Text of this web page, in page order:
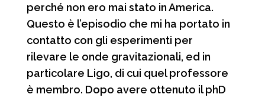
perché non ero mai stato in America.
Questo è l’episodio che mi ha portato in
contatto con gli esperimenti per
rilevare le onde gravitazionali, ed in
particolare Ligo, di cui quel professore
è membro. Dopo avere ottenuto il phD